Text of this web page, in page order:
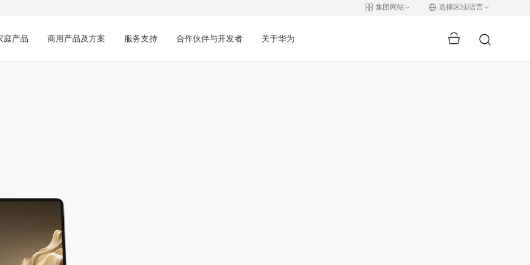
集团网站 选择区域/语言
庭产品 商用产品及方案 服务支持 合作伙伴与开发者 关于华为